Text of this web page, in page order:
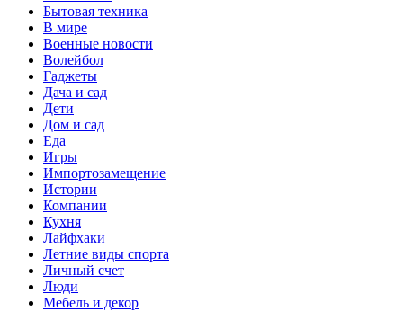
Бытовая техника
В мире
Военные новости
Волейбол
Гаджеты
Дача и сад
Дети
Дом и сад
Еда
Игры
Импортозамещение
Истории
Компании
Кухня
Лайфхаки
Летние виды спорта
Личный счет
Люди
Мебель и декор